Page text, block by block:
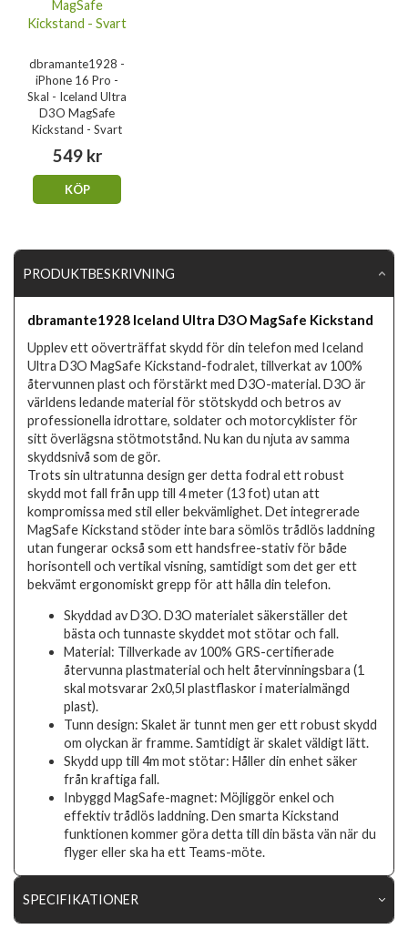
dbramante1928 -
iPhone 16 Pro -
Skal - Iceland Ultra
D3O MagSafe
Kickstand - Svart
549 kr
KÖP
PRODUKTBESKRIVNING
dbramante1928 Iceland Ultra D3O MagSafe Kickstand
Upplev ett oöverträffat skydd för din telefon med Iceland
Ultra D3O MagSafe Kickstand-fodralet, tillverkat av 100%
återvunnen plast och förstärkt med D3O-material. D3O är
världens ledande material för stötskydd och betros av
professionella idrottare, soldater och motorcyklister för
sitt överlägsna stötmotstånd. Nu kan du njuta av samma
skyddsnivå som de gör.
Trots sin ultratunna design ger detta fodral ett robust
skydd mot fall från upp till 4 meter (13 fot) utan att
kompromissa med stil eller bekvämlighet. Det integrerade
MagSafe Kickstand stöder inte bara sömlös trådlös laddning
utan fungerar också som ett handsfree-stativ för både
horisontell och vertikal visning, samtidigt som det ger ett
bekvämt ergonomiskt grepp för att hålla din telefon.
Skyddad av D3O. D3O materialet säkerställer det
bästa och tunnaste skyddet mot stötar och fall.
Material: Tillverkade av 100% GRS-certifierade
återvunna plastmaterial och helt återvinningsbara (1
skal motsvarar 2x0,5l plastflaskor i materialmängd
plast).
Tunn design: Skalet är tunnt men ger ett robust skydd
om olyckan är framme. Samtidigt är skalet väldigt lätt.
Skydd upp till 4m mot stötar: Håller din enhet säker
från kraftiga fall.
Inbyggd MagSafe-magnet: Möjliggör enkel och
effektiv trådlös laddning. Den smarta Kickstand
funktionen kommer göra detta till din bästa vän när du
flyger eller ska ha ett Teams-möte.
SPECIFIKATIONER